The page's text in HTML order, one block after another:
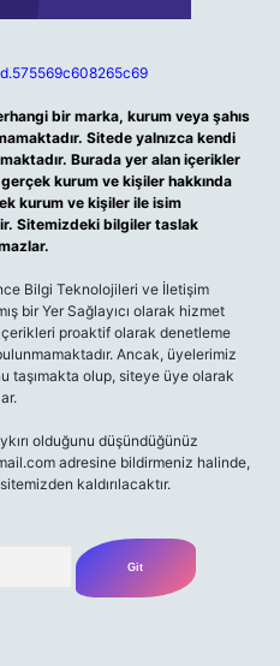
bir marka, kurum veya şahıs
Sitede yalnızca kendi
Burada yer alan içerikler
kurum ve kişiler hakkında
kurum ve kişiler ile isim
Sitemizdeki bilgiler taslak
Bilgi Teknolojileri ve İletişim
bir Yer Sağlayıcı olarak hizmet
proaktif olarak denetleme
Ancak, üyelerimiz
taşımakta olup, siteye üye olarak
olduğunu düşündüğünüz
adresine bildirmeniz halinde,
kaldırılacaktır.